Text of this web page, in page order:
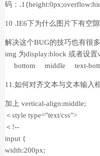
码：
10 .IE6下为什么图片下有空
解决这个BUG的技巧也有很
img 为display:block 或者设
bottom middle text-
11.如何对齐文本与文本输入
加上 vertical-align:middle;
＜style type="text/css">
＜!--
input {
width:200px;